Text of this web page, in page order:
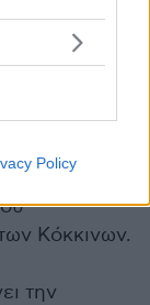
Policy
το Φάνη
αγώνα που
Γκιουλέκα
γελούσε
Κόκκινων.
την